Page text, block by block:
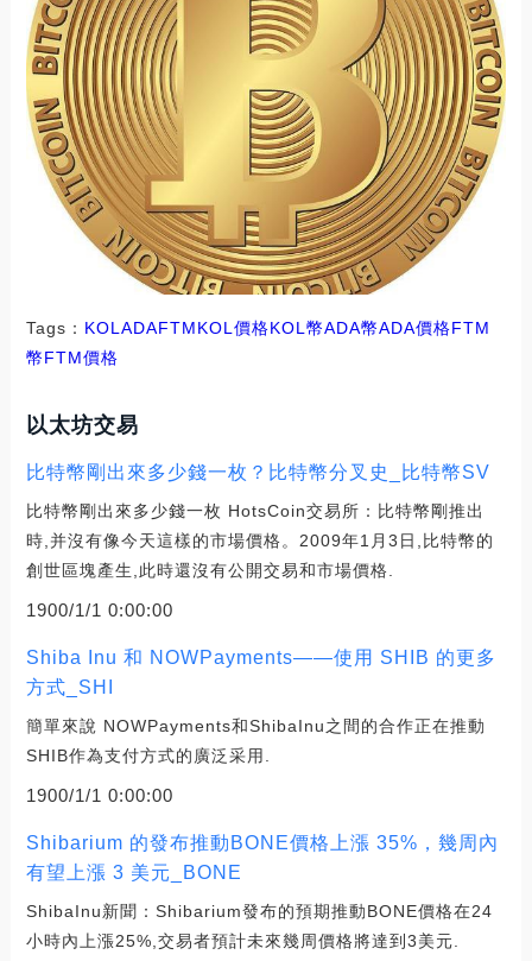
Tags： KOL ADAFTMKOL價格KOL幣ADA幣ADA價格FTM
幣FTM價格
以太坊交易
比特幣剛出來多少錢一枚？比特幣分叉史_比特幣SV
比特幣剛出來多少錢一枚 HotsCoin交易所：比特幣剛推出
時,并沒有像今天這樣的市場價格。2009年1月3日,比特幣的
創世區塊產生,此時還沒有公開交易和市場價格.
1900/1/1 0:00:00
Shiba Inu 和 NOWPayments——使用 SHIB 的更多
方式_SHI
簡單來說 NOWPayments和ShibaInu之間的合作正在推動
SHIB作為支付方式的廣泛采用.
1900/1/1 0:00:00
Shibarium 的發布推動BONE價格上漲 35%，幾周內
有望上漲 3 美元_BONE
ShibaInu新聞：Shibarium發布的預期推動BONE價格在24
小時內上漲25%,交易者預計未來幾周價格將達到3美元.